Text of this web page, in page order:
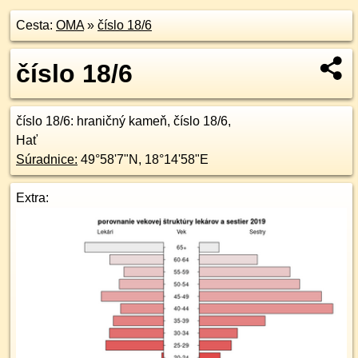
Cesta: OMA» číslo 18/6
číslo 18/6
číslo 18/6: hraničný kameň, číslo 18/6,
Hať
Súradnice: 49°58'7"N , 18°14'58"E
Extra: